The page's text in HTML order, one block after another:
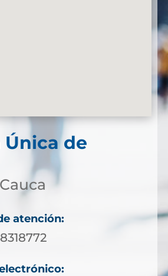
de
atención: